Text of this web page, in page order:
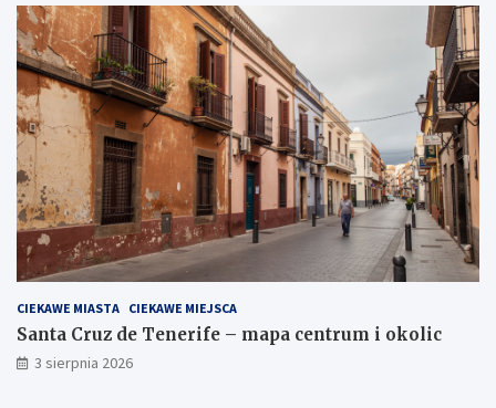
CIEKAWE MIASTA CIEKAWE MIEJSCA
Santa Cruz de Tenerife – mapa centrum i okolic
3 sierpnia 2026